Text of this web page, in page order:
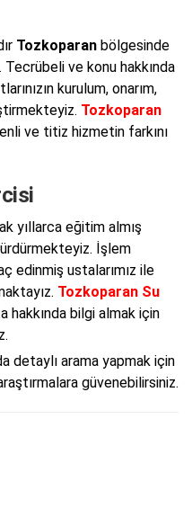
Tozkoparan bölgesinde
ve konu hakkında
kurulum, onarım,
Tozkoparan
ve titiz hizmetin farkını
yıllarca eğitim almış
İşlem
edinmiş ustalarımız ile
Tozkoparan Su
hakkında bilgi almak için
detaylı arama yapmak için
güvenebilirsiniz.